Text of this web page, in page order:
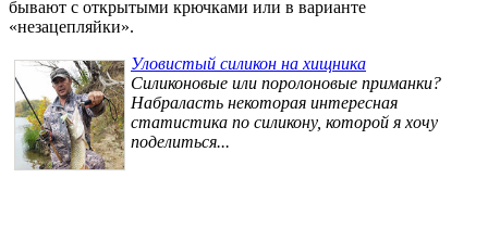
бывают с открытыми крючками или в варианте
«незацепляйки».
Уловистый силикон на хищника
Силиконовые или поролоновые приманки?
Набраласть некоторая интересная
статистика по силикону, которой я хочу
поделиться...